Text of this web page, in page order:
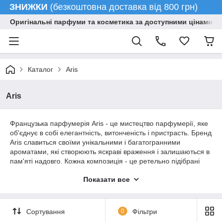
ЗНИЖКИ (безкоштовна доставка від 800 грн)
Оригінальні парфуми та косметика за доступними цінами
Каталог Aris
Aris
Французька парфумерія Aris - це мистецтво парфумерії, яке
об'єднує в собі елегантність, витонченість і пристрасть. Бренд
Aris славиться своїми унікальними і багатогранними
ароматами, які створюють яскраві враження і залишаються в
пам'яті надовго. Кожна композиція - це ретельно підібрані
підкреслити індивідуальність свого власника.
найрізноманітніших випадків життя. У колекції можна знайти:
Показати все
Сортування 0 Фільтри